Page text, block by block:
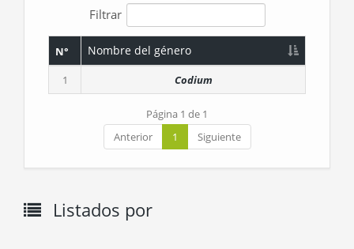
Filtrar
N° Nombre del género
1 Codium
Página 1 de 1
Anterior
1 Siguiente
Listados por